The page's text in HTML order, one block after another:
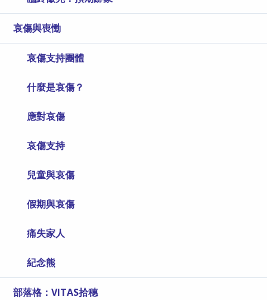
哀傷與喪慟
哀傷支持團體
什麼是哀傷？
應對哀傷
哀傷支持
兒童與哀傷
假期與哀傷
痛失家人
紀念熊
部落格：VITAS拾穗